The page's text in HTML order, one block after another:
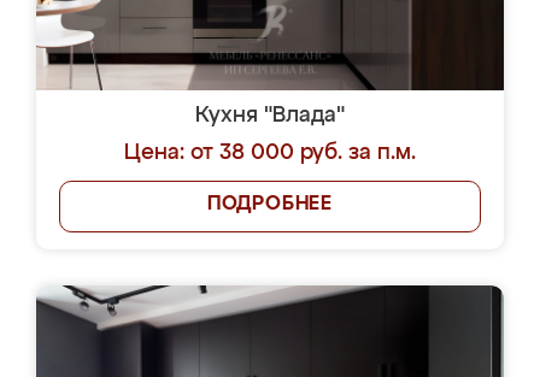
Кухня "Влада"
Цена: от 38 000 руб. за п.м.
ПОДРОБНЕЕ